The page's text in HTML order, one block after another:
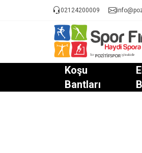
02124200009
Koşu
Bantları